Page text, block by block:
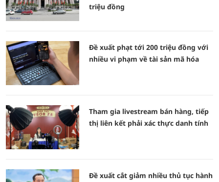
triệu đồng
Đề xuất phạt tới 200 triệu đồng với
nhiều vi phạm về tài sản mã hóa
Tham gia livestream bán hàng, tiếp
thị liên kết phải xác thực danh tính
Đề xuất cắt giảm nhiều thủ tục hành